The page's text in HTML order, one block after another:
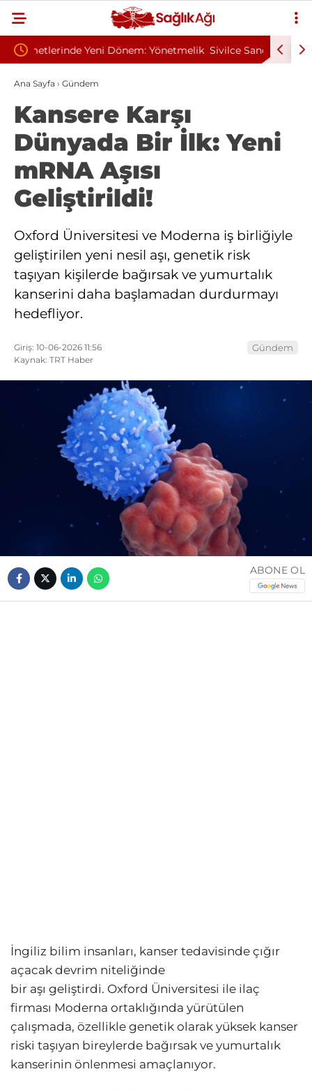
Sivilce Sandı, Cilt Kanseri Çıktı: Ameliyattan 60
Dikişle Uyandı
Baş
Ana Sayfa › Gündem
Kansere Karşı
Dünyada Bir İlk: Yeni
mRNA Aşısı
Geliştirildi!
Oxford Üniversitesi ve Moderna iş birliğiyle
geliştirilen yeni nesil aşı, genetik risk
taşıyan kişilerde bağırsak ve yumurtalık
kanserini daha başlamadan durdurmayı
hedefliyor.
Giriş: 10-06-2026 11:56
Kaynak: TRT Haber
Gündem
ABONE OL
İngiliz bilim insanları, kanser tedavisinde çığır
açacak devrim niteliğinde
bir aşı geliştirdi. Oxford Üniversitesi ile ilaç
firması Moderna ortaklığında yürütülen
çalışmada, özellikle genetik olarak yüksek kanser
riski taşıyan bireylerde bağırsak ve yumurtalık
kanserinin önlenmesi amaçlanıyor.